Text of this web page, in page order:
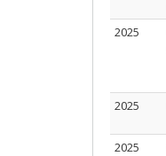
2025
2025
2025